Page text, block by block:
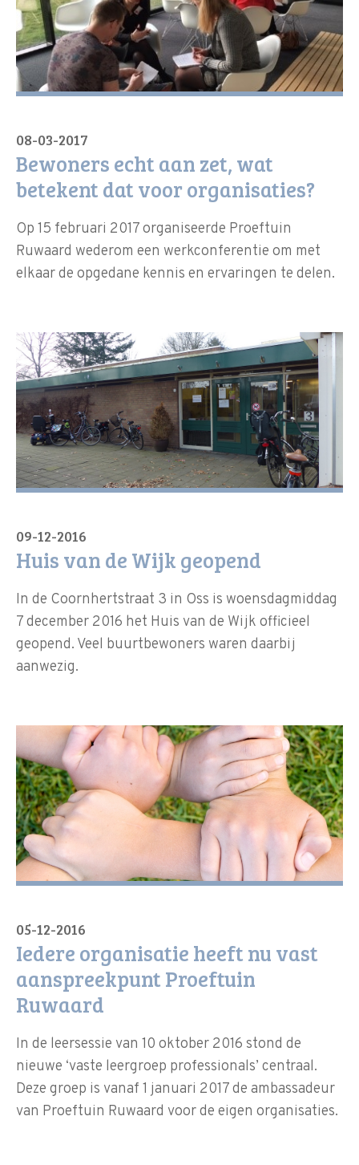
08-03-2017
Bewoners echt aan zet, wat
betekent dat voor organisaties?
Op 15 februari 2017 organiseerde Proeftuin
Ruwaard wederom een werkconferentie om met
elkaar de opgedane kennis en ervaringen te delen.
09-12-2016
Huis van de Wijk geopend
In de Coornhertstraat 3 in Oss is woensdagmiddag
7 december 2016 het Huis van de Wijk officieel
geopend. Veel buurtbewoners waren daarbij
aanwezig.
05-12-2016
Iedere organisatie heeft nu vast
aanspreekpunt Proeftuin
Ruwaard
In de leersessie van 10 oktober 2016 stond de
nieuwe ‘vaste leergroep professionals’ centraal.
Deze groep is vanaf 1 januari 2017 de ambassadeur
van Proeftuin Ruwaard voor de eigen organisaties.